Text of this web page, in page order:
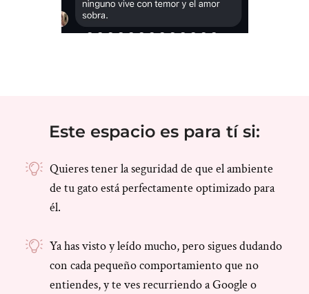
Este espacio es para tí si:
Quieres tener la seguridad de que el ambiente
de tu gato está perfectamente optimizado para
él.
Ya has visto y leído mucho, pero sigues dudando
con cada pequeño comportamiento que no
entiendes, y te ves recurriendo a Google o